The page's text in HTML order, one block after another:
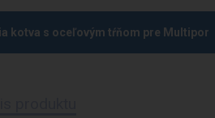
kotva s oceľovým tŕňom pre Multipor